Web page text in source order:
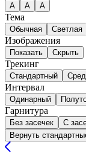
А A A
Тема
Обычная Светлая
Изображения
Показать Скрыть
Трекинг
Стандартный
Интервал
Одинарный
Гарнитура
Без засечек
С
Вернуть